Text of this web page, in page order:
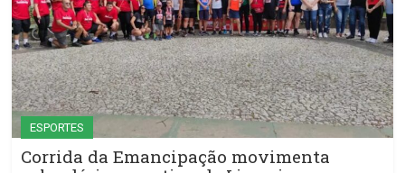
ESPORTES
Corrida da Emancipação movimenta